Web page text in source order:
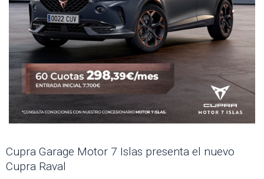
Cupra Garage Motor 7 Islas presenta el nuevo
Cupra Raval